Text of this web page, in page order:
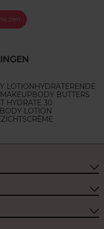
zien
LOTIONHYDRATERENDE
BODY BUTTERS
HYDRATE 30
LOTION